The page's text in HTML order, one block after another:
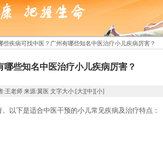
些疾病可找中医？广州有哪些知名中医治疗小儿疾病厉害？
些知名中医治疗小儿疾病厉害？
:王老师 来源:翼医 文字大小:[大][中][小]
以下是适合中医干预的小儿常见疾病及治疗特点：